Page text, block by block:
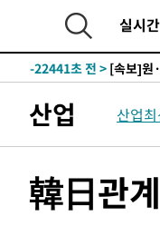
실시간
-22805초 전 >
[속보]
-22686초 전 >
압수수색
-22441초 전 > [속보]원
-22223초 전 >
[속보]
-22191초 전 >[속보]코
태
-18654초 전 >입추에도
산업 산업최
韓日관